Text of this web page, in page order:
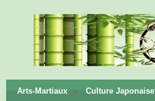
神龍
Shin-
Ryū
Arts-Martiaux Culture Japonaise